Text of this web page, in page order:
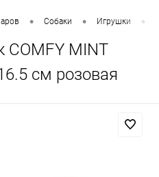
• Собаки • Игрушки •
COMFY MINT
см розовая